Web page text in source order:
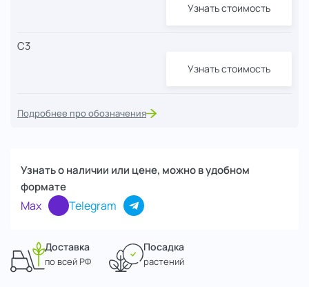
Узнать стоимость
С3
Узнать стоимость
Подробнее про обозначения
Узнать о наличии или цене, можно в удобном
формате
Max Telegram
Доставка
по всей РФ
Посадка
растений